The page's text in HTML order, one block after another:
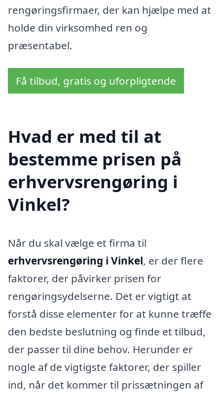
rengøringsfirmaer, der kan hjælpe med at
holde din virksomhed ren og
præsentabel.
Få tilbud, gratis og uforpligtende
Hvad er med til at
bestemme prisen på
erhvervsrengøring i
Vinkel?
Når du skal vælge et firma til
erhvervsrengøring i Vinkel, er der flere
faktorer, der påvirker prisen for
rengøringsydelserne. Det er vigtigt at
forstå disse elementer for at kunne træffe
den bedste beslutning og finde et tilbud,
der passer til dine behov. Herunder er
nogle af de vigtigste faktorer, der spiller
ind, når det kommer til prissætningen af